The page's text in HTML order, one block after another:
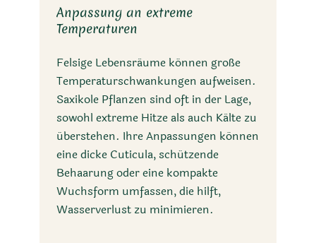
Anpassung an extreme
Temperaturen
Felsige Lebensräume können große
Temperaturschwankungen aufweisen.
Saxikole Pflanzen sind oft in der Lage,
sowohl extreme Hitze als auch Kälte zu
überstehen. Ihre Anpassungen können
eine dicke Cuticula, schützende
Behaarung oder eine kompakte
Wuchsform umfassen, die hilft,
Wasserverlust zu minimieren.